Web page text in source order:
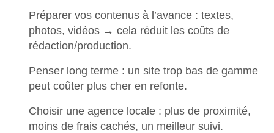
Préparer vos contenus à l’avance : textes,
photos, vidéos → cela réduit les coûts de
rédaction/production.
Penser long terme : un site trop bas de gamme
peut coûter plus cher en refonte.
Choisir une agence locale : plus de proximité,
moins de frais cachés, un meilleur suivi.